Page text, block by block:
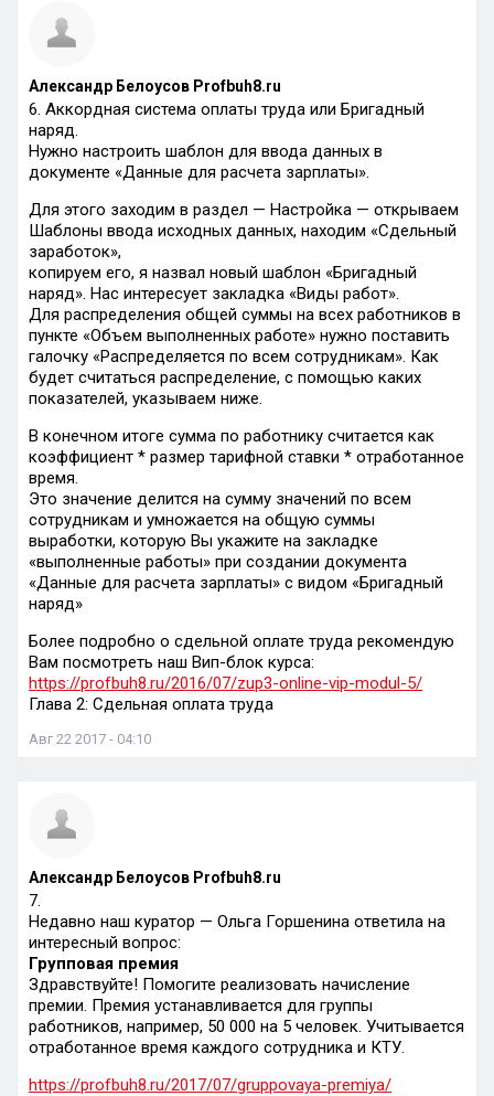
Александр Белоусов Profbuh8.ru
6. Аккордная система оплаты труда или Бригадный
наряд.
Нужно настроить шаблон для ввода данных в
документе «Данные для расчета зарплаты».
Для этого заходим в раздел — Настройка — открываем
Шаблоны ввода исходных данных, находим «Сдельный
заработок»,
копируем его, я назвал новый шаблон «Бригадный
наряд». Нас интересует закладка «Виды работ».
Для распределения общей суммы на всех работников в
пункте «Объем выполненных работе» нужно поставить
галочку «Распределяется по всем сотрудникам». Как
будет считаться распределение, с помощью каких
показателей, указываем ниже.
В конечном итоге сумма по работнику считается как
коэффициент * размер тарифной ставки * отработанное
время.
Это значение делится на сумму значений по всем
сотрудникам и умножается на общую суммы
выработки, которую Вы укажите на закладке
«выполненные работы» при создании документа
«Данные для расчета зарплаты» с видом «Бригадный
наряд»
Более подробно о сдельной оплате труда рекомендую
Вам посмотреть наш Вип-блок курса:
https://profbuh8.ru/2016/07/zup3-online-vip-modul-5/
Глава 2: Сдельная оплата труда
Авг 22 2017 - 04:10
Александр Белоусов Profbuh8.ru
7.
Недавно наш куратор — Ольга Горшенина ответила на
интересный вопрос:
Групповая премия
Здравствуйте! Помогите реализовать начисление
премии. Премия устанавливается для группы
работников, например, 50 000 на 5 человек. Учитывается
отработанное время каждого сотрудника и КТУ.
https://profbuh8.ru/2017/07/gruppovaya-premiya/